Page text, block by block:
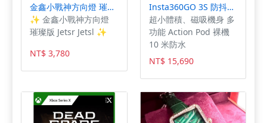
金鑫小戰神方向燈 璀璨版 Jetsr Jetsl SYM 機車 精品
✨ 金鑫小戰神方向燈
璀璨版 Jetsr Jetsl ✨
NT$ 3,780
Insta360GO 3S 防抖運動相機128GB 旅行套裝組(原廠公司貨)
超小體積、磁吸機身 多
功能 Action Pod 裸機
10 米防水
NT$ 15,690